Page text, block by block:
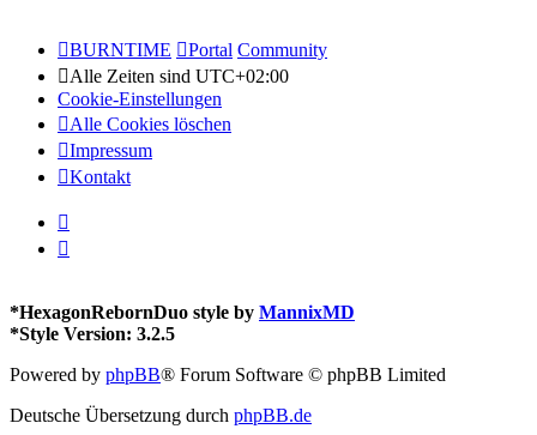
BURNTIME Portal Community
Alle Zeiten sind UTC+02:00
Cookie-Einstellungen
Alle Cookies löschen
Impressum
Kontakt
*HexagonRebornDuo style by MannixMD
*Style Version: 3.2.5
Powered by phpBB® Forum Software © phpBB Limited
Deutsche Übersetzung durch phpBB.de